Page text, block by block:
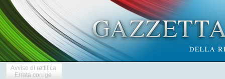
Avviso di rettifica
Errata corrige